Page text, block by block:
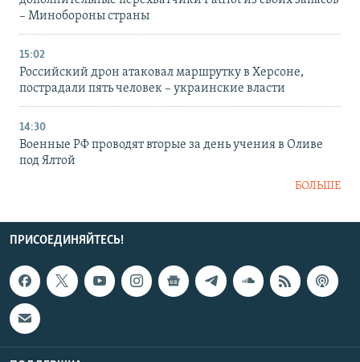
– Минобороны страны
15:02
Российский дрон атаковал маршрутку в Херсоне,
пострадали пять человек – украинские власти
14:30
Военные РФ проводят вторые за день учения в Оливе
под Ялтой
БОЛЬШЕ
ПРИСОЕДИНЯЙТЕСЬ!